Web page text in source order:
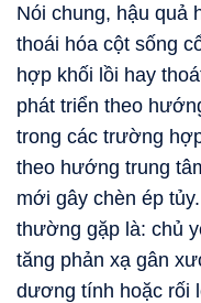
Nói chung, hậu quả
thoái hóa cột sống
hợp khối lồi hay
phát triển theo
trong các trường
theo hướng trung
mới gây chèn ép
thường gặp là: chủ
tăng phản xạ gân
dương tính hoặc rối